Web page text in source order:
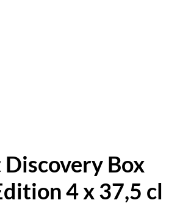
Discovery Box
4 x 37,5 cl